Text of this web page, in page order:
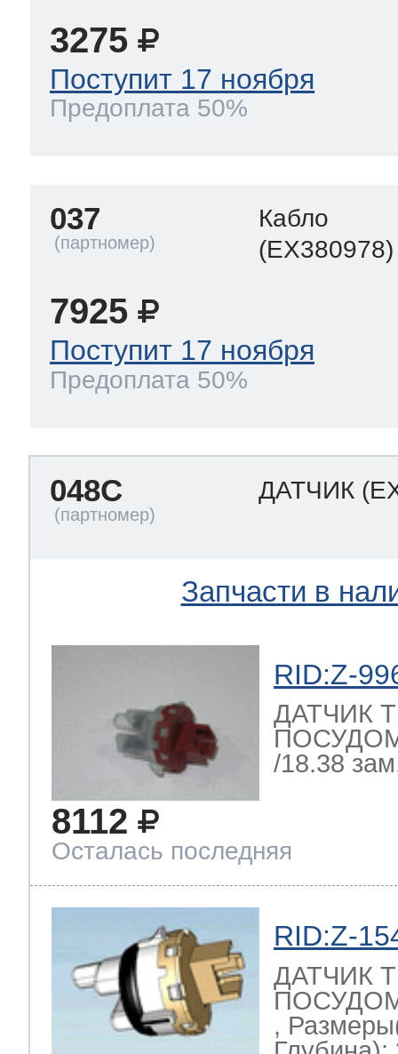
3275
Поступит 17 ноября
Предоплата 50%
037
Кабло
(EX380978)
7925
Поступит 17 ноября
Предоплата 50%
048C ДАТЧИК
Запчасти в
RID:Z-
ДАТЧИК
/18.38
8112
Осталась последняя
RID:Z-
ДАТЧИК
,